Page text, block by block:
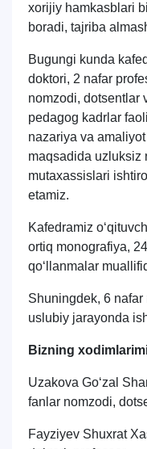
xorijiy hamkasblari
boradi, tajriba
Bugungi kunda
doktori, 2 nafar
nomzodi, dotsentlar
pedagog kadrlar
nazariya va
maqsadida uzluksiz
mutaxassislari
etamiz.
Kafedramiz
ortiq monografiya,
qo‘llanmalar
Shuningdek, 6 nafar
uslubiy jarayonda
Bizning
Uzakova Go‘zal
fanlar nomzodi,
Fayziyev Shuxrat